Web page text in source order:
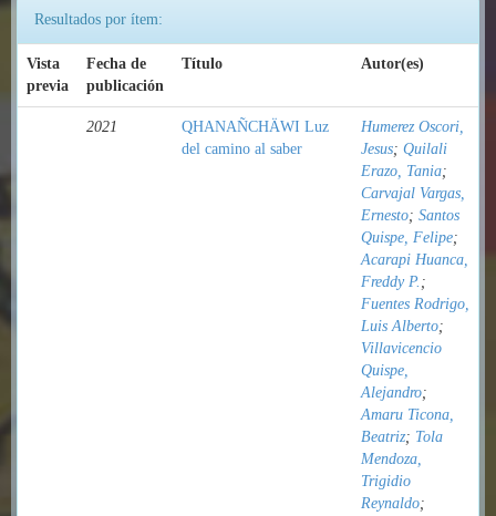
Resultados por ítem:
Vista
previa
Fecha de
publicación
Título Autor(es)
2021
QHANAÑCHÄWI Luz
del camino al saber
Humerez Oscori,
Jesus; Quilali
Erazo, Tania;
Carvajal Vargas,
Ernesto; Santos
Quispe, Felipe;
Acarapi Huanca,
Freddy P. ;
Fuentes Rodrigo,
Luis Alberto;
Villavicencio
Quispe,
Alejandro;
Amaru Ticona,
Beatriz; Tola
Mendoza,
Trigidio
Reynaldo;